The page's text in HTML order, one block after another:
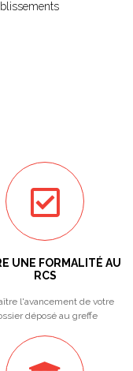
UNE FORMALITÉ AU
RCS
l'avancement de votre
déposé au greffe